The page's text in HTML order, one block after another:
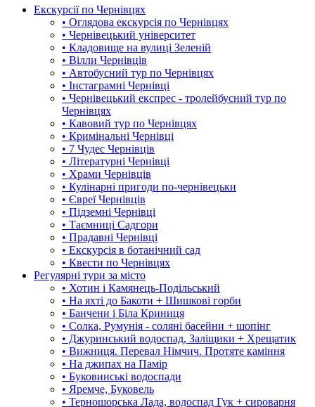
Екскурсії по Чернівцях
• Оглядова екскурсія по Чернівцях
• Чернівецький університет
• Кладовище на вулиці Зеленій
• Вілли Чернівців
• Автобусний тур по Чернівцях
• Інстаграмні Чернівці
• Чернівецький експрес - тролейбусний тур по
Чернівцях
• Кавовий тур по Чернівцях
• Кримінальні Чернівці
• 7 Чудес Чернівців
• Літературні Чернівці
• Храми Чернівців
• Кулінарні пригоди по-чернівецьки
• Євреї Чернівців
• Підземні Чернівці
• Таємниці Садгори
• Прадавні Чернівці
• Екскурсія в ботанічний сад
• Квести по Чернівцях
Регулярні тури за місто
• Хотин і Камянець-Подільський
• На яхті до Бакоти + Шишкові горби
• Банчени і Біла Криниця
• Солка, Румунія - соляні басейни + шопінг
• Джуринський водоспад, Заліщики + Хрещатик
• Вижниця. Перевал Німчич. Протяте каміння
• На джипах на Памір
• Буковинські водоспади
• Яремче, Буковель
• Терношорська Лада, водоспад Гук + сироварня